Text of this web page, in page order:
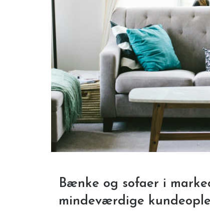
Bænke og sofaer i
mindeværdige